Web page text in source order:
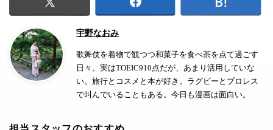
宇野なおみ
歌舞伎を着物で観つつ和菓子を食べ茶を点て過ごす
日々。実はTOEIC910点だが、あまり活用していな
い。旅行とコスメと本が好き。ラグビーとプロレス
で叫んでいることもある。今日も漫画は面白い。